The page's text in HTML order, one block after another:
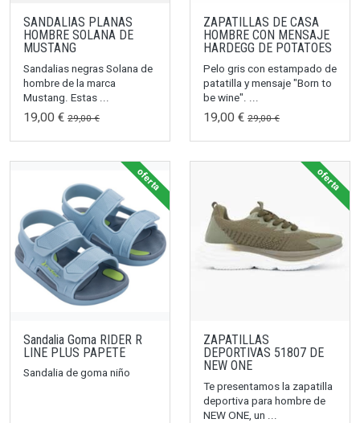
SANDALIAS PLANAS
HOMBRE SOLANA DE
MUSTANG
Sandalias negras Solana de
hombre de la marca
Mustang. Estas ...
19,00 € 29,00 €
ZAPATILLAS DE CASA
HOMBRE CON MENSAJE
HARDEGG DE POTATOES
Pelo gris con estampado de
patatilla y mensaje "Born to
be wine". ...
19,00 € 29,00 €
Sandalia Goma RIDER R
LINE PLUS PAPETE
Sandalia de goma niño
oferta
ZAPATILLAS
DEPORTIVAS 51807 DE
NEW ONE
Te presentamos la zapatilla
deportiva para hombre de
NEW ONE, un ...
oferta